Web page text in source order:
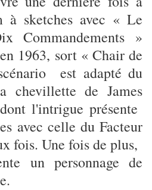
à sketches avec « Le
Commandements »
1963, sort « Chair de
est adapté du
chevillette de James
l'intrigue présente
avec celle du Facteur
fois. Une fois de plus,
un personnage de